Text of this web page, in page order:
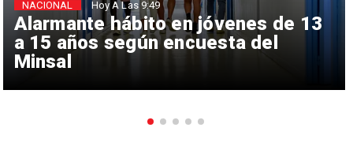
Alarmante hábito en jóvenes de 13
a 15 años según encuesta del
Minsal
NACIONAL Hoy A Las 9:49